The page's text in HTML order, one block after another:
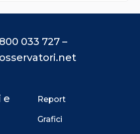
033 727 –
e
Report
Grafici